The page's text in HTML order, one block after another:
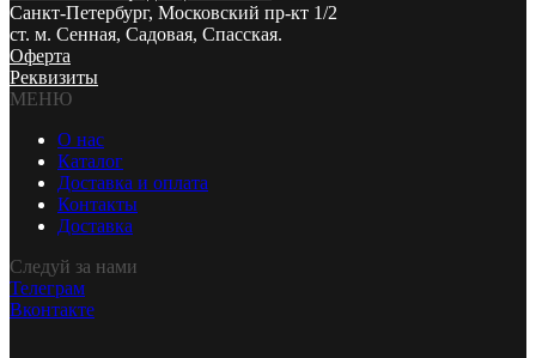
Санкт-Петербург, Московский пр-кт 1/2
ст. м. Сенная, Садовая, Спасская.
Оферта
Реквизиты
МЕНЮ
О нас
Каталог
Доставка и оплата
Контакты
Доставка
Следуй за нами
Телеграм
Вконтакте